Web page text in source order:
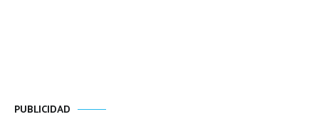
PUBLICIDAD